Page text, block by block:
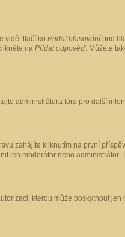
vidět tlačítko Přidat hlasování pod
na Přidat odpověď. Můžete
administrátora fóra pro další
zahájíte kliknutím na první
jen moderátor nebo
kterou může poskytnout